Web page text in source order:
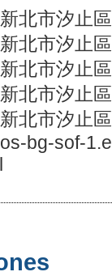
北市汐止
北市汐止
北市汐止
北市汐止
北市汐止
bg-sof-